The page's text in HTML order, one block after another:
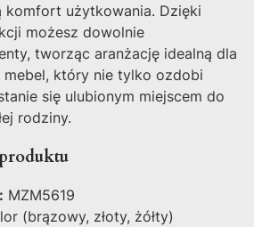
komfort użytkowania. Dzięki
możesz dowolnie
tworząc aranżację idealną dla
mebel, który nie tylko ozdobi
się ulubionym miejscem do
rodziny.
MZM5619
(brązowy, złoty, żółty)